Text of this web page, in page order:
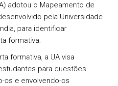
adotou o Mapeamento de
pela Universidade
para identificar
formativa.
formativa, a UA visa
para questões
os e envolvendo-os